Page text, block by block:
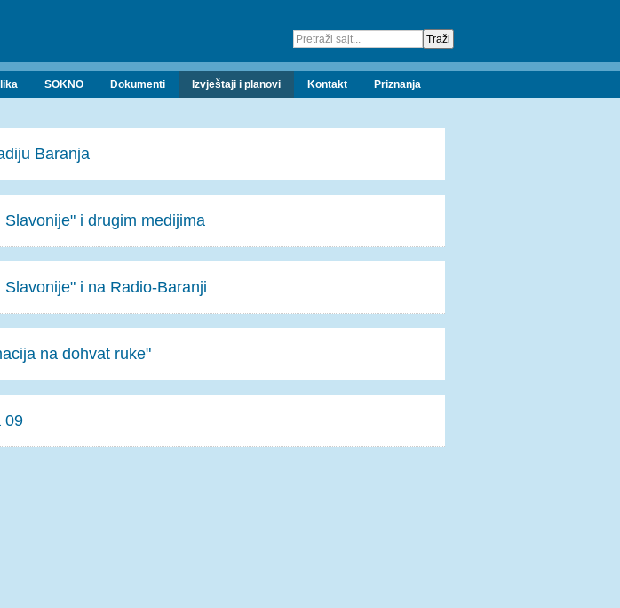
SOKNO Dokumenti Izvještaji i planovi Kontakt Priznanja
Baranja
i drugim medijima
i na Radio-Baranji
na dohvat ruke"
09